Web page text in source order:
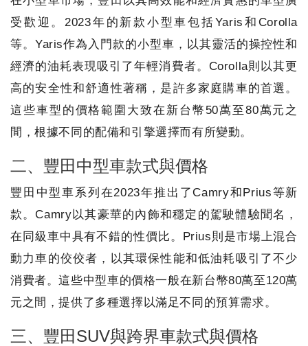
受歡迎。2023年的新款小型車包括Yaris和Corolla
等。Yaris作為入門款的小型車，以其靈活的操控性和
經濟的油耗表現吸引了年輕消費者。Corolla則以其更
高的安全性和舒適性著稱，是許多家庭購車的首選。
這些車型的價格範圍大致在新台幣50萬至80萬元之
間，根據不同的配備和引擎選擇而有所變動。
二、豐田中型車款式與價格
豐田中型車系列在2023年推出了Camry和Prius等新
款。Camry以其豪華的內飾和穩定的駕駛體驗聞名，
在同級車中具有不錯的性價比。Prius則是市場上混合
動力車的佼佼者，以其環保性能和低油耗吸引了不少
消費者。這些中型車的價格一般在新台幣80萬至120萬
元之間，提供了多種選擇以滿足不同的預算需求。
三、豐田SUV與跨界車款式與價格